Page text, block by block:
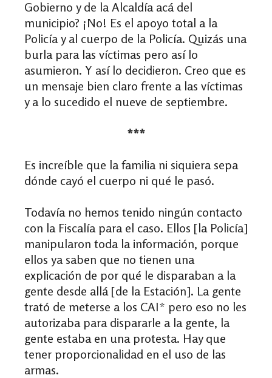
Gobierno y de la Alcaldía acá del
municipio? ¡No! Es el apoyo total a la
Policía y al cuerpo de la Policía. Quizás una
burla para las víctimas pero así lo
asumieron. Y así lo decidieron. Creo que es
un mensaje bien claro frente a las víctimas
y a lo sucedido el nueve de septiembre.
***
Es increíble que la familia ni siquiera sepa
dónde cayó el cuerpo ni qué le pasó.
Todavía no hemos tenido ningún contacto
con la Fiscalía para el caso. Ellos [la Policía]
manipularon toda la información, porque
ellos ya saben que no tienen una
explicación de por qué le disparaban a la
gente desde allá [de la Estación]. La gente
trató de meterse a los CAI* pero eso no les
autorizaba para dispararle a la gente, la
gente estaba en una protesta. Hay que
tener proporcionalidad en el uso de las
armas.